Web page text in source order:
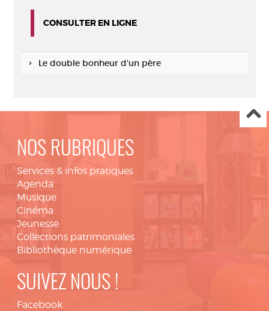
CONSULTER EN LIGNE
Le double bonheur d'un père
NOS RUBRIQUES
Services & infos pratiques
Agenda
Musique
Cinéma
Jeunesse
Collections patrimoniales
Bibliothèque numérique
SUIVEZ NOUS !
Facebook